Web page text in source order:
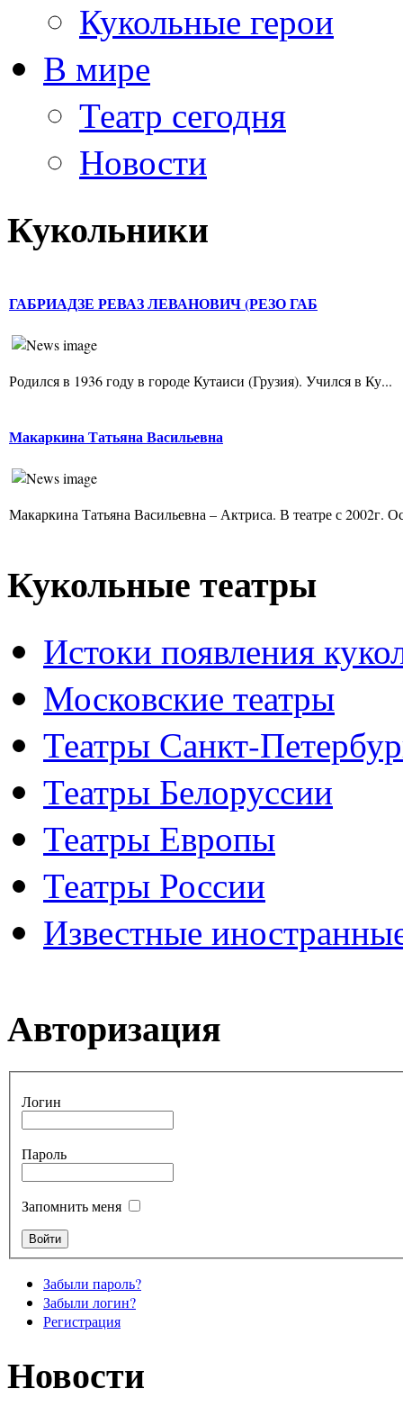
Кукольные герои
В мире
Театр сегодня
Новости
Кукольники
ГАБРИАДЗЕ РЕВАЗ ЛЕВАНОВИЧ (РЕЗО ГАБ
Родился в 1936 году в городе Кутаиси (Грузия). Учился в Ку...
Макаркина Татьяна Васильевна
Макаркина Татьяна Васильевна – Актриса. В театре с 2002г.
Кукольные театры
Истоки появления
Московские театры
Театры Санкт-
Театры Белоруссии
Театры Европы
Театры России
Известные
Авторизация
Логин
Пароль
Запомнить меня
Забыли пароль?
Забыли логин?
Регистрация
Новости